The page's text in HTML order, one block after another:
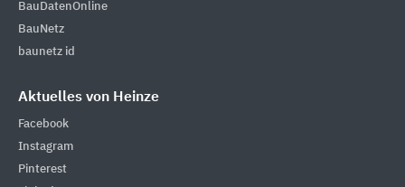
BauDatenOnline
BauNetz
baunetz id
Aktuelles von Heinze
Facebook
Instagram
Pinterest